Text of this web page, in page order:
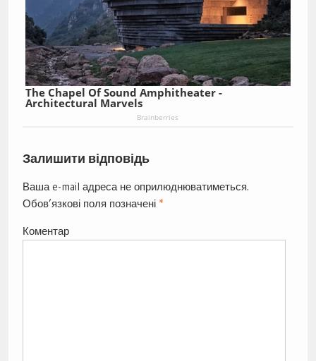
The Chapel Of Sound Amphitheater -
Architectural Marvels
Brainberries
Залишити відповідь
Ваша e-mail адреса не оприлюднюватиметься.
Обов’язкові поля позначені *
Коментар